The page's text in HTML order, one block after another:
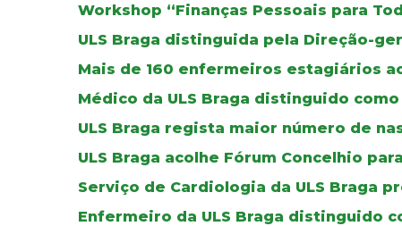
Workshop “Finanças Pessoais para
ULS Braga distinguida pela Direção-
Mais de 160 enfermeiros estagiários
Médico da ULS Braga distinguido
ULS Braga regista maior número de
ULS Braga acolhe Fórum Concelhio
Serviço de Cardiologia da ULS Braga
Enfermeiro da ULS Braga distinguido